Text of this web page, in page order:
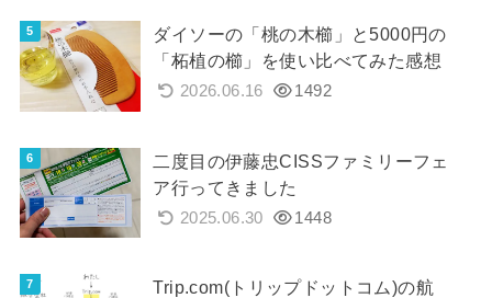
ダイソーの「桃の木櫛」と5000円の
「柘植の櫛」を使い比べてみた感想
2026.06.16 1492
二度目の伊藤忠CISSファミリーフェ
ア行ってきました
2025.06.30 1448
Trip.com(トリップドットコム)の航